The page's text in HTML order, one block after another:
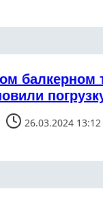
балкерном
26.03.2024 13:12